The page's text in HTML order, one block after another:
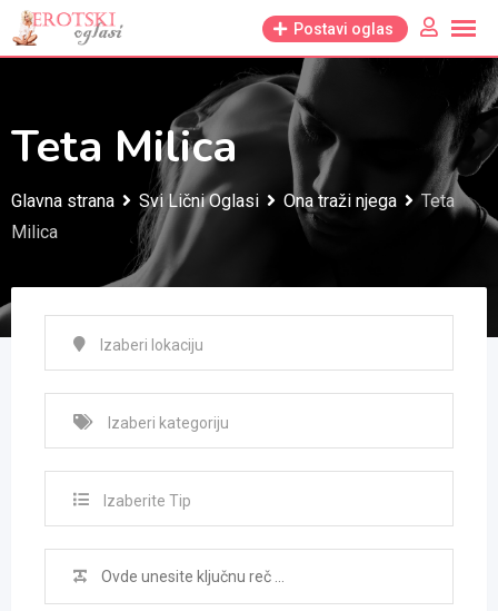
Skip
to
Postavi oglas
Teta Milica
Glavna strana Svi Lični Oglasi Ona traži njega
Teta
Milica
Izaberite Tip